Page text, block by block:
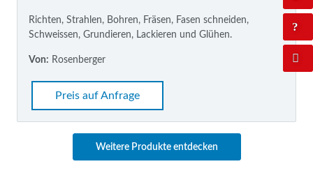
Richten, Strahlen, Bohren, Fräsen, Fasen schneiden,
Schweissen, Grundieren, Lackieren und Glühen.
Von: Rosenberger
Preis auf Anfrage
Weitere Produkte entdecken